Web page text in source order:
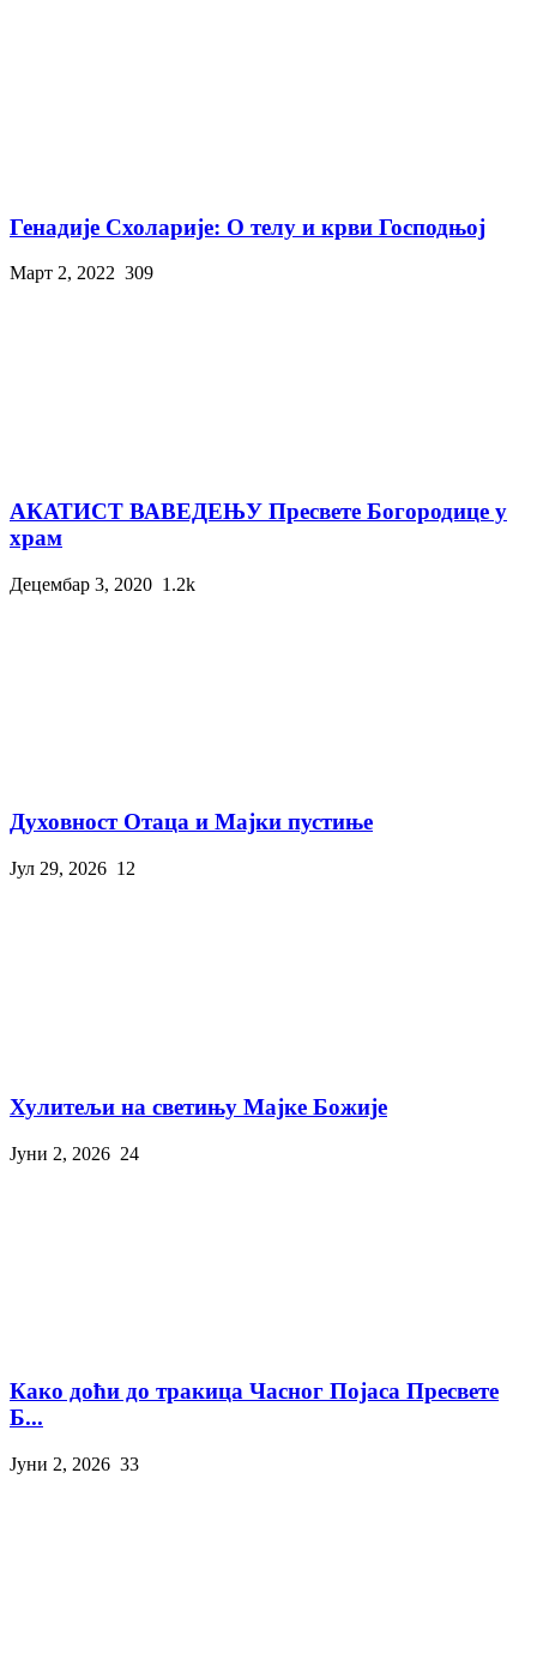
Генадије Схоларије: О телу и крви Господњој
Март 2, 2022 309
АКАТИСТ ВАВЕДЕЊУ Пресвете Богородице у
храм
Децембар 3, 2020 1.2k
Духовност Отаца и Мајки пустиње
Јул 29, 2026 12
Хулитељи на светињу Мајке Божије
Јуни 2, 2026 24
Како доћи до тракица Часног Појаса Пресвете
Б...
Јуни 2, 2026 33